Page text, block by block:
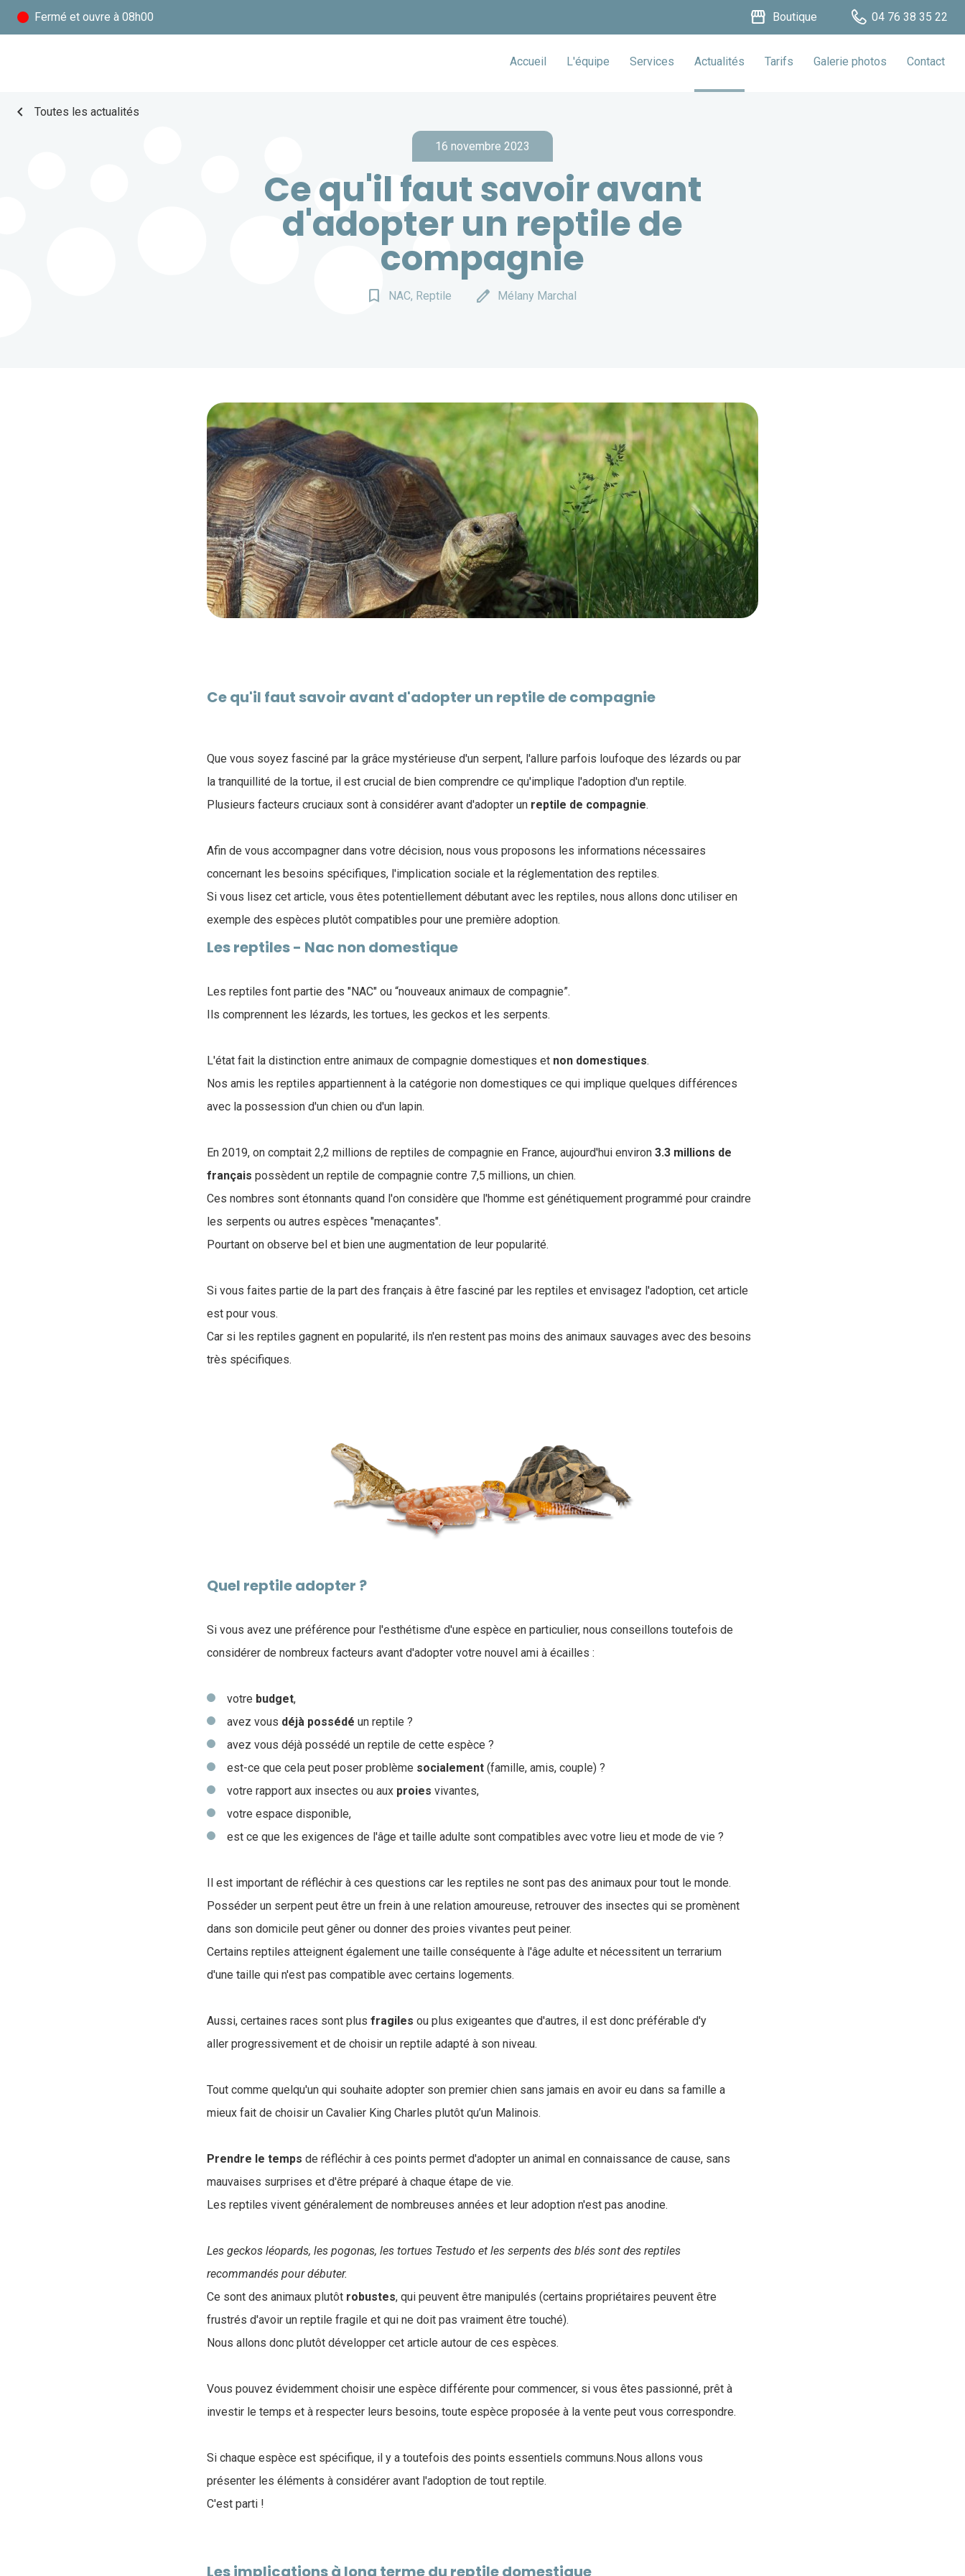
Fermé et ouvre à 08h00 storefront Boutique 04 76 38 35 22
Accueil L'équipe Services Actualités Tarifs Galerie photos Contact
chevron_left Toutes les actualités
16 novembre 2023
Ce qu'il faut savoir avant
d'adopter un reptile de
compagnie
bookmark_border NAC, Reptile edit Mélany Marchal
Ce qu'il faut savoir avant d'adopter un reptile de compagnie
Que vous soyez fasciné par la grâce mystérieuse d'un serpent, l'allure parfois loufoque des lézards ou par
la tranquillité de la tortue, il est crucial de bien comprendre ce qu'implique l'adoption d'un reptile.
Plusieurs facteurs cruciaux sont à considérer avant d'adopter un reptile de compagnie.
Afin de vous accompagner dans votre décision, nous vous proposons les informations nécessaires
concernant les besoins spécifiques, l'implication sociale et la réglementation des reptiles.
Si vous lisez cet article, vous êtes potentiellement débutant avec les reptiles, nous allons donc utiliser en
exemple des espèces plutôt compatibles pour une première adoption.
Les reptiles - Nac non domestique
Les reptiles font partie des "NAC" ou “nouveaux animaux de compagnie”.
Ils comprennent les lézards, les tortues, les geckos et les serpents.
L'état fait la distinction entre animaux de compagnie domestiques et non domestiques.
Nos amis les reptiles appartiennent à la catégorie non domestiques ce qui implique quelques différences
avec la possession d'un chien ou d'un lapin.
En 2019, on comptait 2,2 millions de reptiles de compagnie en France, aujourd'hui environ 3.3 millions de
français possèdent un reptile de compagnie contre 7,5 millions, un chien.
Ces nombres sont étonnants quand l'on considère que l'homme est génétiquement programmé pour craindre
les serpents ou autres espèces "menaçantes".
Pourtant on observe bel et bien une augmentation de leur popularité.
Si vous faites partie de la part des français à être fasciné par les reptiles et envisagez l'adoption, cet article
est pour vous.
Car si les reptiles gagnent en popularité, ils n'en restent pas moins des animaux sauvages avec des besoins
très spécifiques.
Quel reptile adopter ?
Si vous avez une préférence pour l'esthétisme d'une espèce en particulier, nous conseillons toutefois de
considérer de nombreux facteurs avant d'adopter votre nouvel ami à écailles :
votre budget,
avez vous déjà possédé un reptile ?
avez vous déjà possédé un reptile de cette espèce ?
est-ce que cela peut poser problème socialement (famille, amis, couple) ?
votre rapport aux insectes ou aux proies vivantes,
votre espace disponible,
est ce que les exigences de l'âge et taille adulte sont compatibles avec votre lieu et mode de vie ?
Il est important de réfléchir à ces questions car les reptiles ne sont pas des animaux pour tout le monde.
Posséder un serpent peut être un frein à une relation amoureuse, retrouver des insectes qui se promènent
dans son domicile peut gêner ou donner des proies vivantes peut peiner.
Certains reptiles atteignent également une taille conséquente à l'âge adulte et nécessitent un terrarium
d'une taille qui n'est pas compatible avec certains logements.
Aussi, certaines races sont plus fragiles ou plus exigeantes que d'autres, il est donc préférable d'y
aller progressivement et de choisir un reptile adapté à son niveau.
Tout comme quelqu'un qui souhaite adopter son premier chien sans jamais en avoir eu dans sa famille a
mieux fait de choisir un Cavalier King Charles plutôt qu’un Malinois.
Prendre le temps de réfléchir à ces points permet d'adopter un animal en connaissance de cause, sans
mauvaises surprises et d'être préparé à chaque étape de vie.
Les reptiles vivent généralement de nombreuses années et leur adoption n'est pas anodine.
Les geckos léopards, les pogonas, les tortues Testudo et les serpents des blés sont des reptiles
recommandés pour débuter.
Ce sont des animaux plutôt robustes, qui peuvent être manipulés (certains propriétaires peuvent être
frustrés d'avoir un reptile fragile et qui ne doit pas vraiment être touché).
Nous allons donc plutôt développer cet article autour de ces espèces.
Vous pouvez évidemment choisir une espèce différente pour commencer, si vous êtes passionné, prêt à
investir le temps et à respecter leurs besoins, toute espèce proposée à la vente peut vous correspondre.
Si chaque espèce est spécifique, il y a toutefois des points essentiels communs.Nous allons vous
présenter les éléments à considérer avant l'adoption de tout reptile.
C'est parti !
Les implications à long terme du reptile domestique